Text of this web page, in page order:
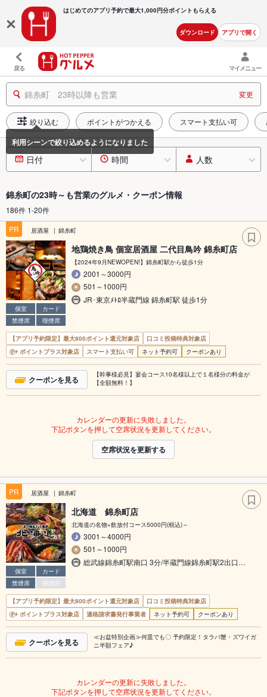
はじめてのアプリ予約で最大1,000円分ポイントもらえる
ダウンロード アプリで開く
戻る マイメニュー
錦糸町 23時以降も営業 変更
絞り込む ポイントがつかえる スマート支払い可
日付 時間 人数
錦糸町の23時～も営業のグルメ・クーポン情報
186件 1-20件
PR
居酒屋 錦糸町
個室
カード
禁煙席
喫煙席
地鶏焼き鳥 個室居酒屋 二代目鳥吟 錦糸町店
【2024年9月NEWOPEN!】錦糸町駅から徒歩1分
2001～3000円
501～1000円
JR･東京ﾒﾄﾛ半蔵門線 錦糸町駅 徒歩1分
【アプリ予約限定】最大800ポイント還元対象店
口コミ投稿特典対象店
ポイントプラス対象店
スマート支払い可 ネット予約可 クーポンあり
クーポンを見る
【幹事様必見】宴会コース10名様以上で１名様分の料金が
【全額無料！】
カレンダーの更新に失敗しました。
下記ボタンを押して空席状況を更新してください。
空席状況を更新する
PR 居酒屋 錦糸町
個室
カード
禁煙席
喫煙席
北海道 錦糸町店
北海道の名物+飲放付コース5000円(税込)～
3001～4000円
501～1000円
総武線錦糸町駅南口 3分/半蔵門線錦糸町駅2出口…
【アプリ予約限定】最大800ポイント還元対象店
口コミ投稿特典対象店
ポイントプラス対象店
適格請求書発行事業者 ネット予約可 クーポンあり
クーポンを見る
≪お盆特別企画≫何皿でも〇 予約限定！タラバ蟹・ズワイガ
ニ半額フェア♪
カレンダーの更新に失敗しました。
下記ボタンを押して空席状況を更新してください。